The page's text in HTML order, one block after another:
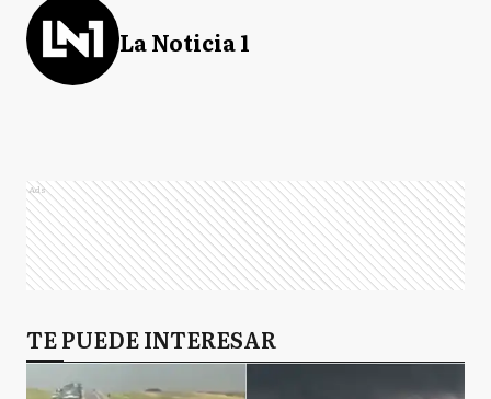
La Noticia 1
Ads
TE PUEDE INTERESAR